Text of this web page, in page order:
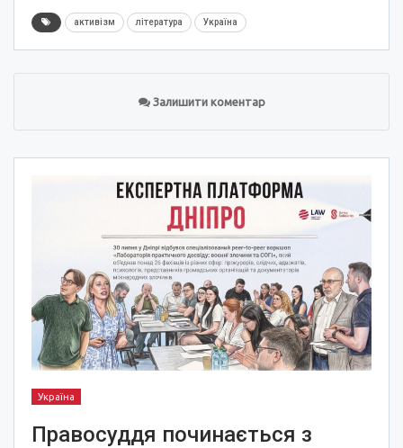
активізм література Україна
Залишити коментар
Україна
Правосуддя починається з